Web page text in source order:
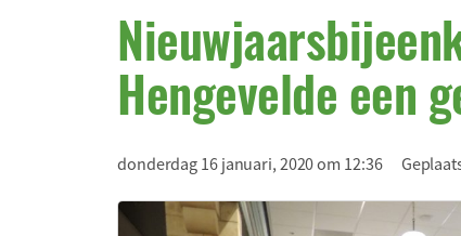
Hengevelde een
donderdag 16 januari, 2020 om 12:36